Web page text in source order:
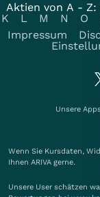
Aktien von A - Z:
K
L M N O
Impressum
Unsere
Wenn Sie Kursdaten,
Ihnen ARIVA gerne.
Unsere User schätzen